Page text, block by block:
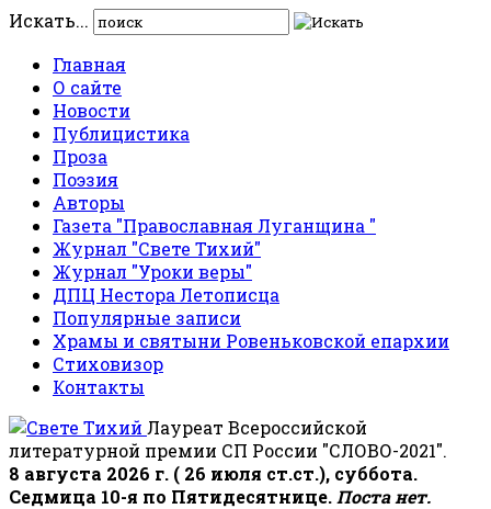
Искать...
Главная
О сайте
Новости
Публицистика
Проза
Поэзия
Авторы
Газета "Православная Луганщина "
Журнал "Свете Тихий"
Журнал "Уроки веры"
ДПЦ Нестора Летописца
Популярные записи
Храмы и святыни Ровеньковской епархии
Стиховизор
Контакты
Лауреат Всероссийской
литературной премии СП России "СЛОВО-2021".
8 августа 2026 г. ( 26 июля ст.ст.), суббота.
Седмица 10-я по Пятидесятнице. Поста нет.